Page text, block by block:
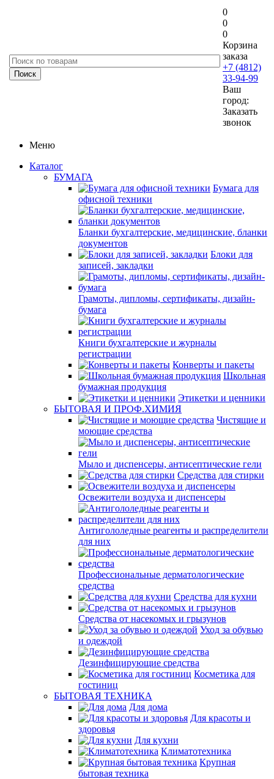
0
0
0
Корзина
заказа
+7 (4812)
33-94-99
Ваш
город:
Заказать
звонок
Меню
Каталог
БУМАГА
Бумага для
офисной техники
Бланки бухгалтерские, медицинские, бланки
документов
Блоки для
записей, закладки
Грамоты, дипломы, сертификаты, дизайн-
бумага
Книги бухгалтерские и журналы
регистрации
Конверты и пакеты
Школьная
бумажная продукция
Этикетки и ценники
БЫТОВАЯ И ПРОФ.ХИМИЯ
Чистящие и
моющие средства
Мыло и диспенсеры, антисептические гели
Средства для стирки
Освежители воздуха и диспенсеры
Антигололедные реагенты и распределители
для них
Профессиональные дерматологические
средства
Средства для кухни
Средства от насекомых и грызунов
Уход за обувью
и одеждой
Дезинфицирующие средства
Косметика для
гостиниц
БЫТОВАЯ ТЕХНИКА
Для дома
Для красоты и
здоровья
Для кухни
Климатотехника
Крупная
бытовая техника